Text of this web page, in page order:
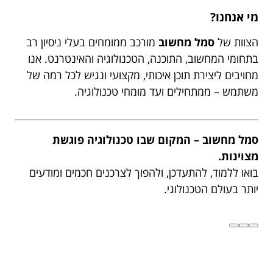
מי אנחנו?
הצוות של סמל מחשוב מורכב ממומחים בעלי ניסיון רב
בתחומי המחשוב, התוכנה, הטכנולוגיה והאינטרנט. אנו
מחויבים ליצירת תוכן איכותי, מקצועי ונגיש לכל רמה של
משתמש – ממתחילים ועד מומחי טכנולוגיה.
סמל מחשוב – המקום שבו טכנולוגיה פוגשת
מצוינות.
בואו ללמוד, להתעדכן, ולהפוך לצרכנים חכמים ומודעים
יותר בעולם הטכנולוגי.